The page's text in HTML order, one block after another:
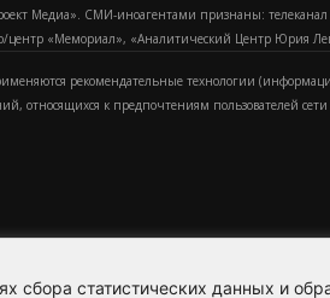
сбора статистических данных и
Медиа». СМИ-иноагентами признаны:
«Мемориал», «Аналитический Центр Юрия
рекомендательные технологии
относящихся к предпочтениям пользователей